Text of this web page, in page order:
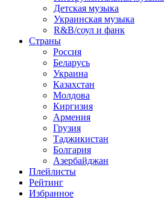
Детская музыка
Украинская музыка
R&B/cоул и фанк
Страны
Россия
Беларусь
Украина
Казахстан
Молдова
Киргизия
Армения
Грузия
Таджикистан
Болгария
Азербайджан
Плейлисты
Рейтинг
Избранное